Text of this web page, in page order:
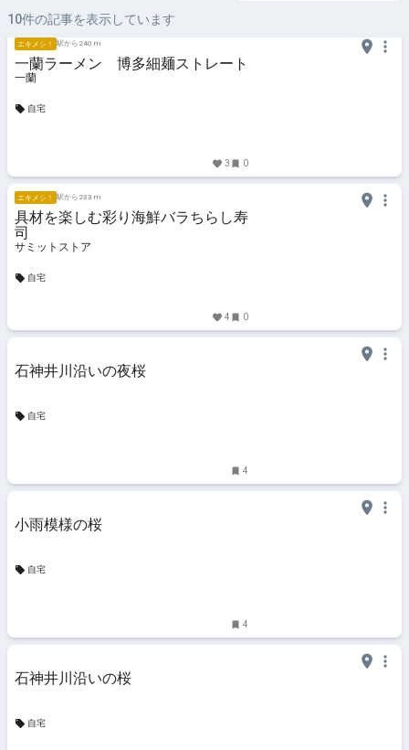
10件の記事を表示しています
エキメシ！ 駅から240 m
一蘭ラーメン 博多細麺ストレート
一蘭
自宅
3 0
エキメシ！ 駅から233 m
具材を楽しむ彩り海鮮バラちらし寿
司
サミットストア
自宅
4 0
石神井川沿いの夜桜
自宅
4
小雨模様の桜
自宅
4
石神井川沿いの桜
自宅